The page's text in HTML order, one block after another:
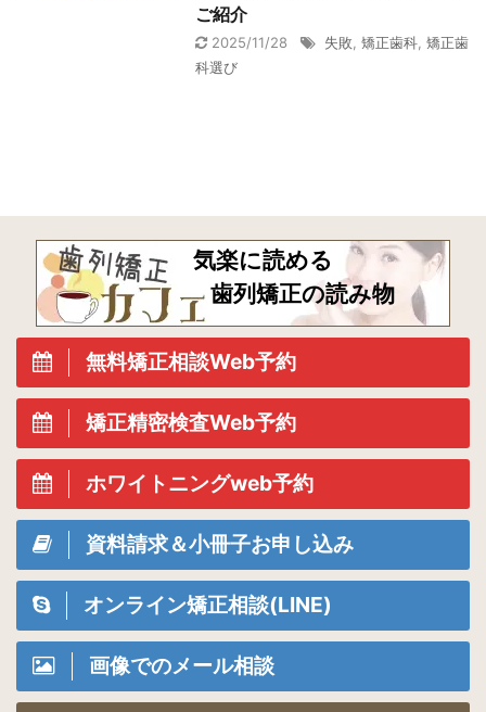
ご紹介
2025/11/28 失敗 矯正歯科 矯正歯
科選び
気楽に読める
歯列矯正の読み物
無料矯正相談Web予約
矯正精密検査Web予約
ホワイトニングweb予約
資料請求＆小冊子お申し込み
オンライン矯正相談(LINE)
画像でのメール相談